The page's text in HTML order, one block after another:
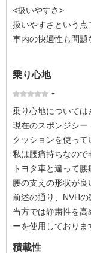
<扱いやすさ>
扱いやすさという点
車内の快適性も問題
乗り心地
-
乗り心地については
現在のスポンジシ
クッションを使って
私は腰痛持ちなの
トヨタ車と違って
腰の支えの形状が良
前述の通り、NVHの
当方では静粛性を
ーを使用しておりま
積載性